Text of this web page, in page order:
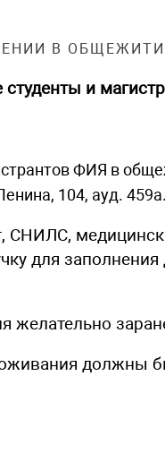
В
и
ФИЯ в
104, ауд. 459а.
СНИЛС,
для
должны